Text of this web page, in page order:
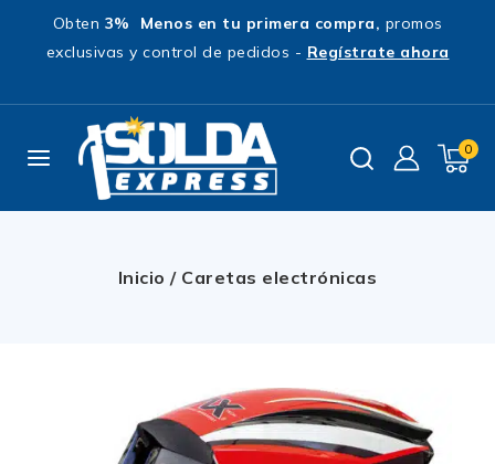
Obten 3% Menos en tu primera compra, promos
exclusivas y control de pedidos - Regístrate ahora
0
Inicio / Caretas electrónicas